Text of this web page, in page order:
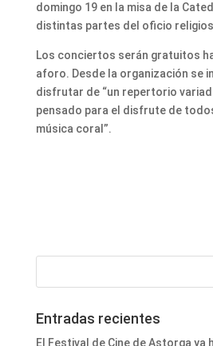
domingo 19 en la misa de la
distintas partes del oficio
Los conciertos serán gratuitos
aforo. Desde la organización se
disfrutar de “un repertorio
pensado para el disfrute de
música coral”.
Entradas recientes
El Festival de Cine de Astorga ya